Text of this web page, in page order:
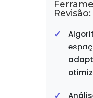
Revisão: